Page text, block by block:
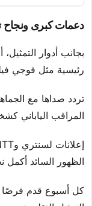
دعمات كبرى ونجاح
بجانب أدوار
رئيسية مثل فوجي
تردد صداها مع
المراقب الياباني
الظهور السائد أكمل
كل أسبوع قدم فرصًا